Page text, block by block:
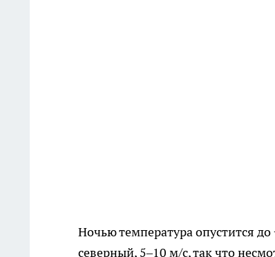
Ночью температура опустится
северный, 5–10 м/с, так что